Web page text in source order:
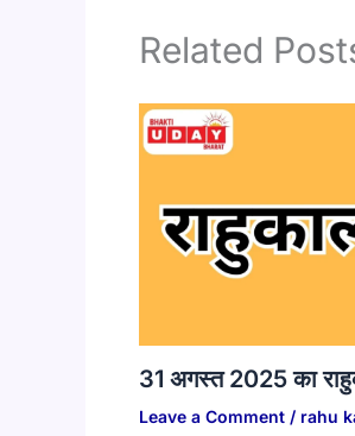
Related
31 अगस्त 2025 का
Leave a Comment / rahu